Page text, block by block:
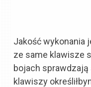
Jakość wykonania
ze same klawisze
bojach
klawiszy